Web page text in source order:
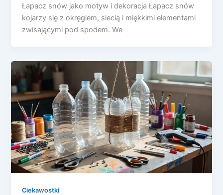
Łapacz snów jako motyw i dekoracja Łapacz snów
kojarzy się z okręgiem, siecią i miękkimi elementami
zwisającymi pod spodem. We
Ciekawostki